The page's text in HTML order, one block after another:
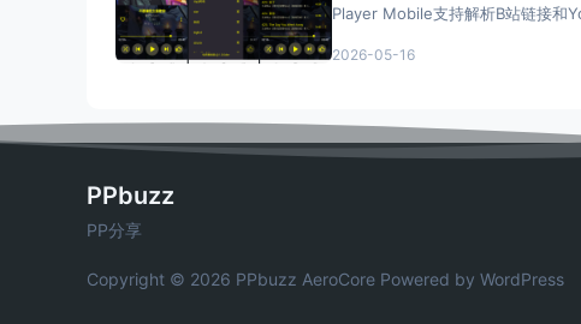
Player Mobile支持解析B站链接和
2026-05-16
PPbuzz
PP分享
Copyright © 2026 PPbuzz AeroCore Powered by WordPress